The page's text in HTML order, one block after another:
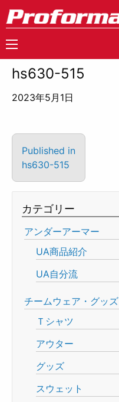
hs630-515
2023年5月1日
Published in
hs630-515
カテゴリー
アンダーアーマー
UA商品紹介
UA自分流
チームウェア・グッズ
Ｔシャツ
アウター
グッズ
スウェット